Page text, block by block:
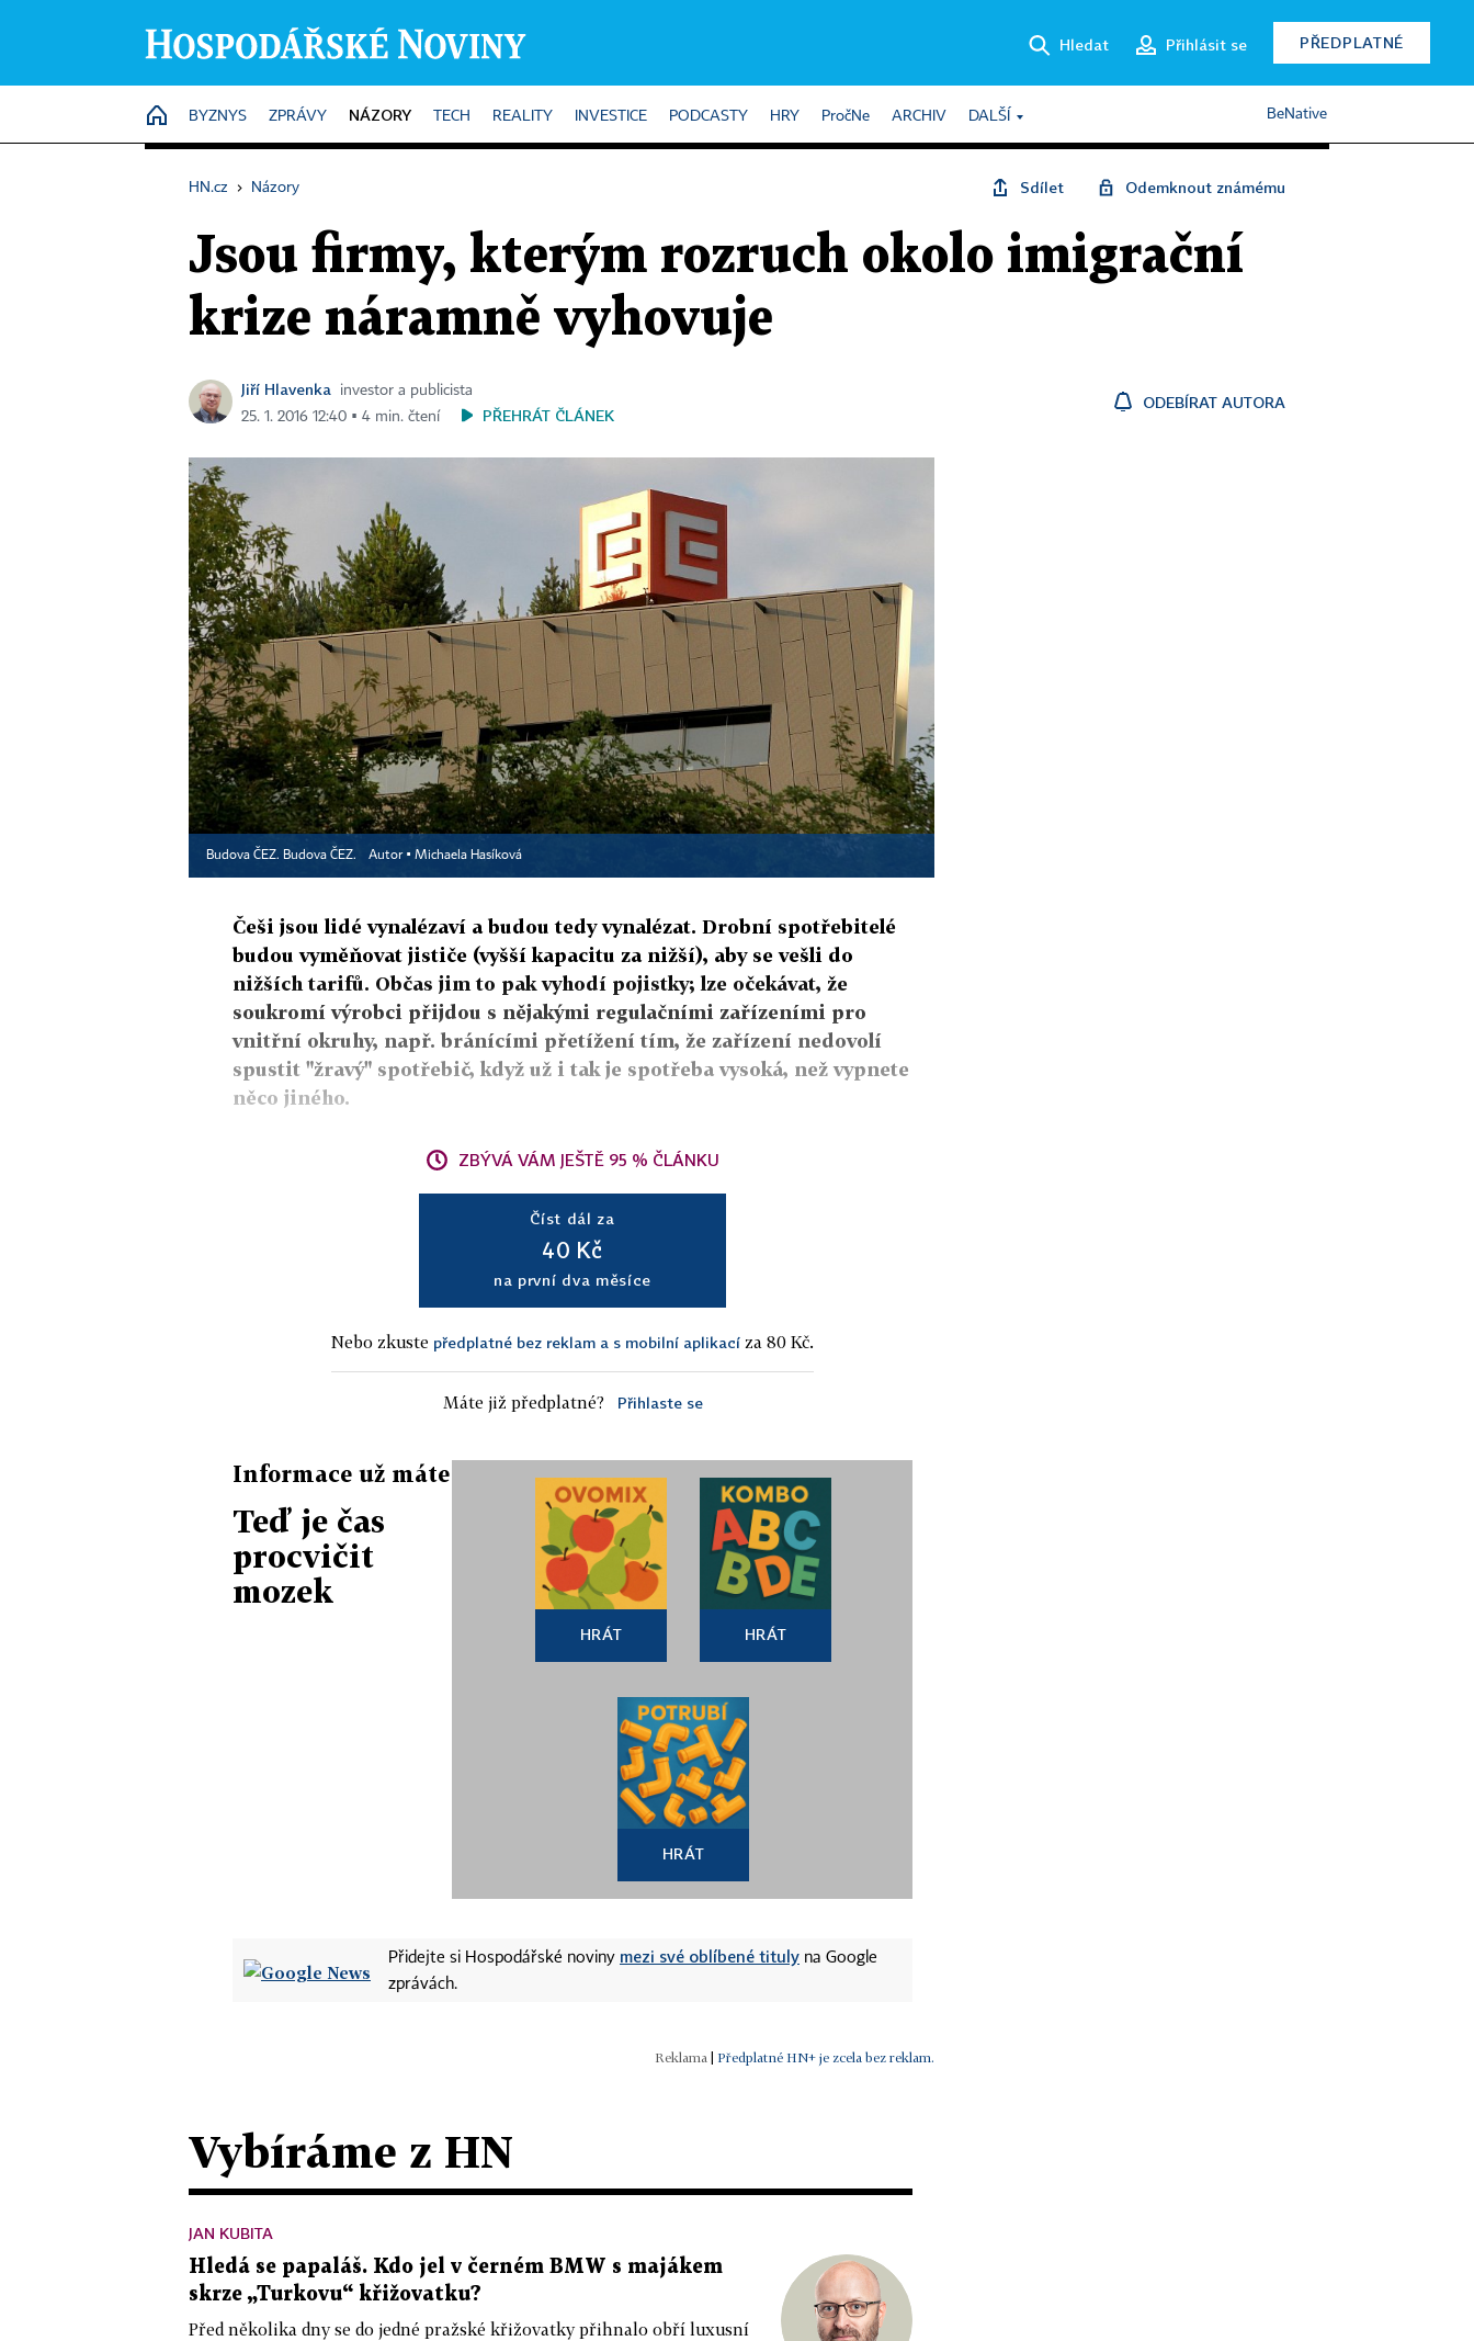
Hledat Přihlásit se PŘEDPLATNÉ
HOME
BYZNYS ZPRÁVY NÁZORY TECH REALITY INVESTICE PODCASTY HRY PročNe ARCHIV DALŠÍ BeNative
HN.cz › Názory Sdílet Odemknout známému
Jsou firmy, kterým rozruch okolo imigrační
krize náramně vyhovuje
Jiří Hlavenka
investor a publicista
25. 1. 2016 12:40 ▪ 4 min. čtení
PŘEHRÁT ČLÁNEK
ODEBÍRAT AUTORA
Budova ČEZ. Budova ČEZ. Autor ▪ Michaela Hasíková
Češi jsou lidé vynalézaví a budou tedy vynalézat. Drobní spotřebitelé
budou vyměňovat jističe (vyšší kapacitu za nižší), aby se vešli do
nižších tarifů. Občas jim to pak vyhodí pojistky; lze očekávat, že
soukromí výrobci přijdou s nějakými regulačními zařízeními pro
vnitřní okruhy, např. bránícími přetížení tím, že zařízení nedovolí
spustit "žravý" spotřebič, když už i tak je spotřeba vysoká, než vypnete
něco jiného.
ZBÝVÁ VÁM JEŠTĚ 95 % ČLÁNKU
Číst dál za
40 Kč
na první dva měsíce
Nebo zkuste předplatné bez reklam a s mobilní aplikací za 80 Kč.
Máte již předplatné? Přihlaste se
Informace už máte
Teď je čas
procvičit
mozek
HRÁT HRÁT
HRÁT
Přidejte si Hospodářské noviny mezi své oblíbené tituly na Google
zprávách.
| Předplatné HN+ je zcela bez reklam.
Vybíráme z HN
JAN KUBITA
Hledá se papaláš. Kdo jel v černém BMW s majákem
skrze „Turkovu“ křižovatku?
Před několika dny se do jedné pražské křižovatky přihnalo obří luxusní